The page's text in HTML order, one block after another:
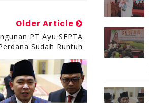
Older Article
PT Ayu SEPTA
Sudah Runtuh